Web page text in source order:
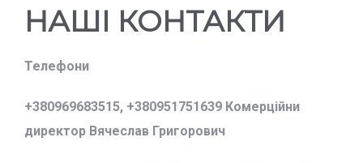
НАШІ КОНТАКТИ
Телефони
+380969683515, +380951751639 Комерційни
директор Вячеслав Григорович